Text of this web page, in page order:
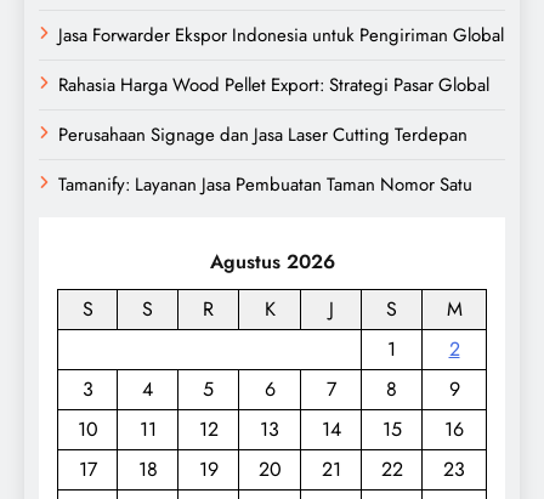
Jasa Forwarder Ekspor Indonesia untuk Pengiriman Global
Rahasia Harga Wood Pellet Export: Strategi Pasar Global
Perusahaan Signage dan Jasa Laser Cutting Terdepan
Tamanify: Layanan Jasa Pembuatan Taman Nomor Satu
Agustus 2026
S
S R K J S
M
1
2
3
4 5 6 7 8
9
10
11 12 13 14 15
16
17
18 19 20 21 22
23